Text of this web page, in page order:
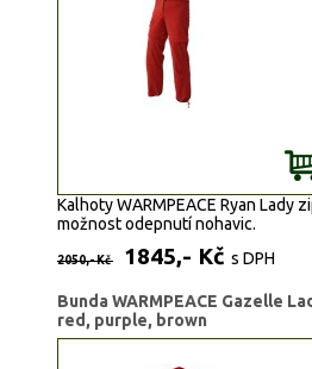
Kalhoty WARMPEACE Ryan Lady
možnost odepnutí nohavic.
2050,- Kč 1845,- Kč s DPH
Bunda WARMPEACE Gazelle
red, purple, brown